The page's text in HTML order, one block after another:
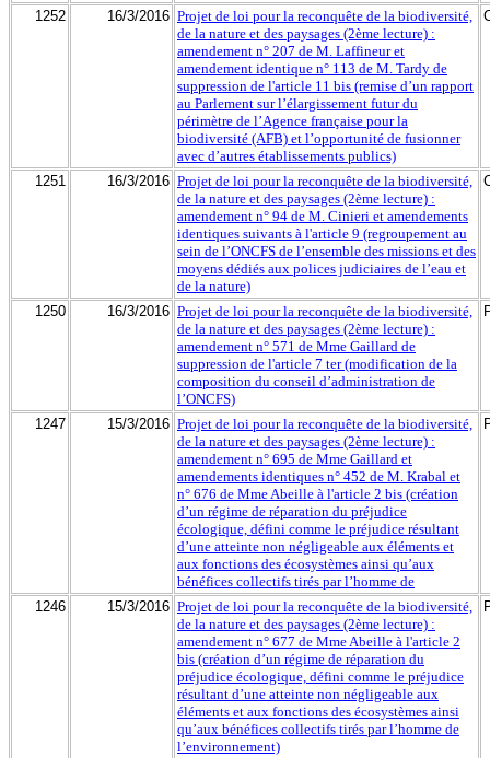
1252 16/3/2016 Projet de loi pour la reconquête de la biodiversité,
de la nature et des paysages (2ème lecture) :
amendement n° 207 de M. Laffineur et
amendement identique n° 113 de M. Tardy de
suppression de l'article 11 bis (remise d’un rapport
au Parlement sur l’élargissement futur du
périmètre de l’Agence française pour la
biodiversité (AFB) et l’opportunité de fusionner
avec d’autres établissements publics)
1251 16/3/2016 Projet de loi pour la reconquête de la biodiversité,
de la nature et des paysages (2ème lecture) :
amendement n° 94 de M. Cinieri et amendements
identiques suivants à l'article 9 (regroupement au
sein de l’ONCFS de l’ensemble des missions et des
moyens dédiés aux polices judiciaires de l’eau et
de la nature)
1250 16/3/2016 Projet de loi pour la reconquête de la biodiversité,
de la nature et des paysages (2ème lecture) :
amendement n° 571 de Mme Gaillard de
suppression de l'article 7 ter (modification de la
composition du conseil d’administration de
l’ONCFS)
1247 15/3/2016 Projet de loi pour la reconquête de la biodiversité,
de la nature et des paysages (2ème lecture) :
amendement n° 695 de Mme Gaillard et
amendements identiques n° 452 de M. Krabal et
n° 676 de Mme Abeille à l'article 2 bis (création
d’un régime de réparation du préjudice
écologique, défini comme le préjudice résultant
d’une atteinte non négligeable aux éléments et
aux fonctions des écosystèmes ainsi qu’aux
bénéfices collectifs tirés par l’homme de
1246 15/3/2016 Projet de loi pour la reconquête de la biodiversité,
de la nature et des paysages (2ème lecture) :
amendement n° 677 de Mme Abeille à l'article 2
bis (création d’un régime de réparation du
préjudice écologique, défini comme le préjudice
résultant d’une atteinte non négligeable aux
éléments et aux fonctions des écosystèmes ainsi
qu’aux bénéfices collectifs tirés par l’homme de
l’environnement)